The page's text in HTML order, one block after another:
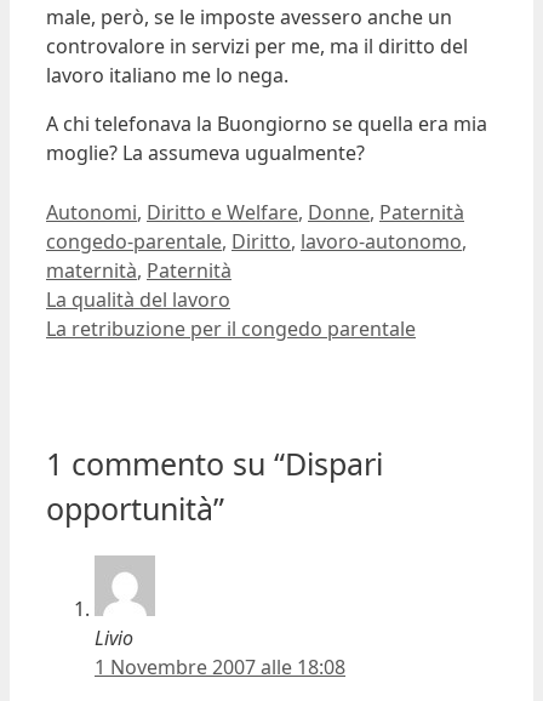
male, però, se le imposte avessero anche un
controvalore in servizi per me, ma il diritto del
lavoro italiano me lo nega.
A chi telefonava la Buongiorno se quella era mia
moglie? La assumeva ugualmente?
Categorie
Autonomi, Diritto e Welfare, Donne, Paternità
congedo-parentale, Diritto, lavoro-autonomo,
maternità, Paternità
La qualità del lavoro
La retribuzione per il congedo parentale
1 commento su “Dispari
opportunità”
Livio
1 Novembre 2007 alle 18:08